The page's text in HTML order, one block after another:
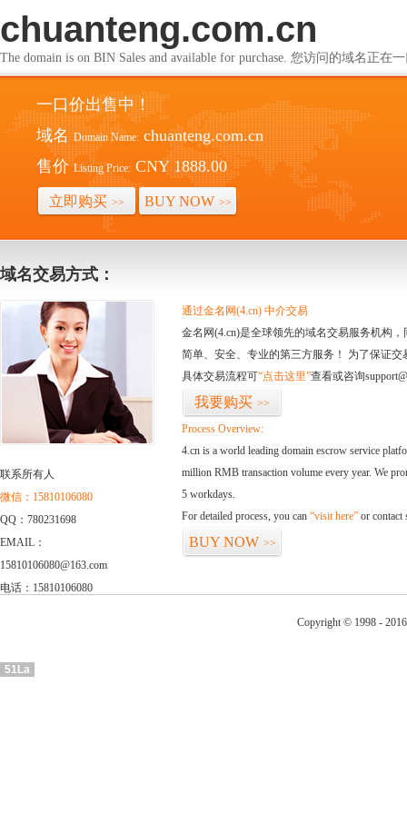
chuanteng.com.cn
The domain is on BIN Sales and available for purchase. 您访问的域名正在
一口价出售中！
域名 Domain Name: chuanteng.com.cn
售价 Listing Price: CNY 1888.00
立即购买 >> BUY NOW >>
域名交易方式：
联系所有人
微信：15810106080
QQ：780231698
EMAIL：
15810106080@163.com
电话：15810106080
通过金名网(4.cn) 中介交易
金名网(4.cn)是全球领先的域名交易服务机构
简单、安全、专业的第三方服务！ 为了保证
具体交易流程可“点击这里”查看或咨询
我要购买 >>
Process Overview:
4.cn is a world leading domain escrow service
million RMB transaction volume every year. We
5 workdays.
For detailed process, you can “visit here” or contact
BUY NOW >>
Copyright © 1998 -
51La